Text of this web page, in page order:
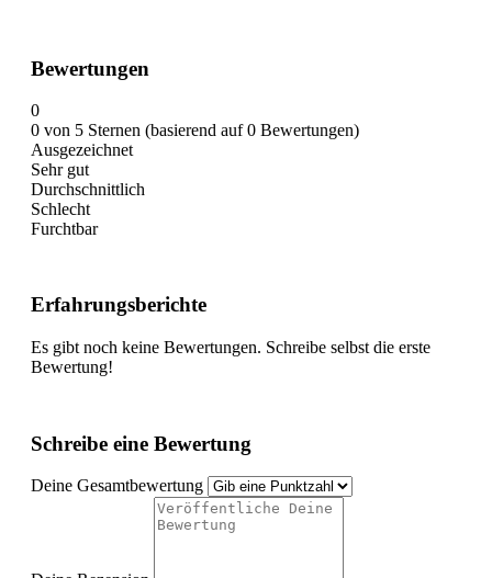
Bewertungen
0
0 von 5 Sternen (basierend auf 0 Bewertungen)
Ausgezeichnet
Sehr gut
Durchschnittlich
Schlecht
Furchtbar
Erfahrungsberichte
Es gibt noch keine Bewertungen. Schreibe selbst die erste
Bewertung!
Schreibe eine Bewertung
Deine Gesamtbewertung